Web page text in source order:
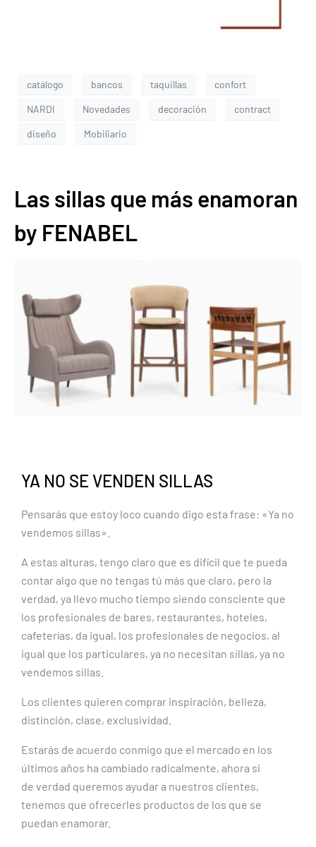
catálogo bancos taquillas confort
NARDI Novedades decoración contract
diseño Mobiliario
Las sillas que más enamoran
by FENABEL
YA NO SE VENDEN SILLAS
Pensarás que estoy loco cuando digo esta frase: «Ya no
vendemos sillas».
A estas alturas, tengo claro que es difícil que te pueda
contar algo que no tengas tú más que claro, pero la
verdad, ya llevo mucho tiempo siendo consciente que
los profesionales de bares, restaurantes, hoteles,
cafeterías, da igual, los profesionales de negocios, al
igual que los particulares, ya no necesitan sillas, ya no
vendemos sillas.
Los clientes quieren comprar inspiración, belleza,
distinción, clase, exclusividad.
Estarás de acuerdo conmigo que el mercado en los
últimos años ha cambiado radicalmente, ahora si
de verdad queremos ayudar a nuestros clientes,
tenemos que ofrecerles productos de los que se
puedan enamorar.